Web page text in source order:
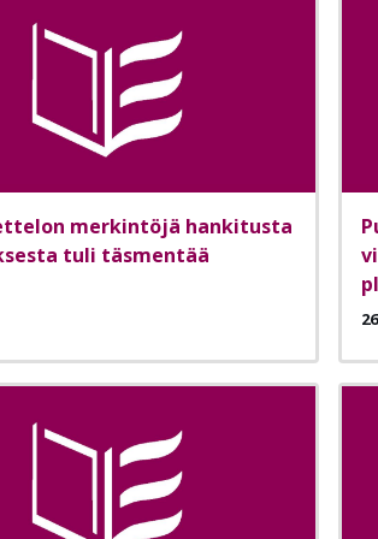
merkintöjä hankitusta
tuli täsmentää